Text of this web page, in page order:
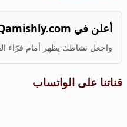
أعلن في Qamishly.com
واجعل نشاطك يظهر أمام قرّاء
قناتنا على الواتساب